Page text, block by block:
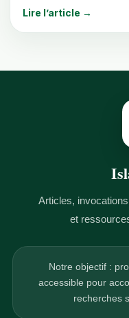
Lire l’article →
Articles,
et
Notre objectif :
accessible pour
recherches